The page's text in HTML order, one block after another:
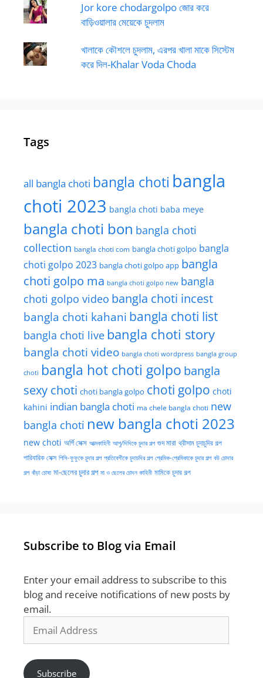
Jor kore chodargolpo জোর করে
বাড়িওয়ালার মেয়েকে চুদলাম
খালাকে কৌশলে চুদলাম, এরপর খালা মাকে সিস্টেম
করে দিল-Khalar Voda Choda
Tags
all bangla choti bangla choti bangla
choti 2023 bangla choti baba meye
bangla choti bon bangla choti
collection bangla choti com bangla choti golpo bangla
choti golpo 2023 bangla choti golpo app bangla
choti golpo ma bangla choti golpo new bangla
choti golpo video bangla choti incest
bangla choti kahani bangla choti list
bangla choti live bangla choti story
bangla choti video bangla choti wordpress bangla group
choti bangla hot choti golpo bangla
sexy choti choti bangla golpo choti golpo choti
kahini indian bangla choti ma chele bangla choti new
bangla choti new bangla choti 2023
new choti অর্গি সেক্স আত্মকাহিনী আপু/দিদিকে চুদার গল্প গুদ মারা থ্রীসাম চুদাচুদির গল্প
পারিবারিক সেক্স পিসি-ফুফুকে চুদার গল্প প্রতিবেশীকে চুদাচদির গল্প প্রেমিক-প্রেমিকাকে চুদার গল্প বউ চোদার
গল্প বাঁড়া চোষা মা-ছেলের চুদার গল্প মা ও ছেলের চোদন কাহিনী মামিকে চুদার গল্প
Subscribe to Blog via Email
Enter your email address to subscribe to this
blog and receive notifications of new posts by
email.
Address
Subscribe